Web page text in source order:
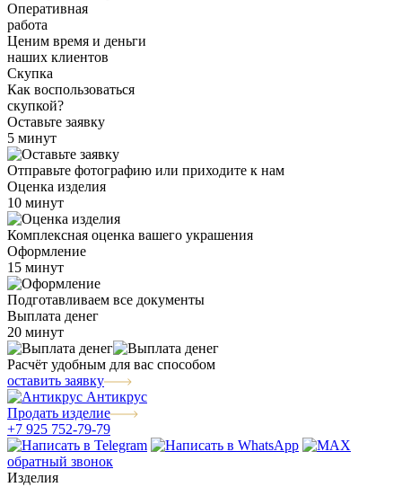
Оперативная
работа
Ценим время и деньги
наших клиентов
Скупка
Как воспользоваться
скупкой?
Оставьте заявку
5 минут
Отправьте фотографию или приходите к нам
Оценка изделия
10 минут
Комплексная оценка вашего украшения
Оформление
15 минут
Подготавливаем все документы
Выплата денег
20 минут
Расчёт удобным для вас способом
оставить заявку
Антикрус
Продать изделие
+7 925 752-79-79
обратный звонок
Изделия